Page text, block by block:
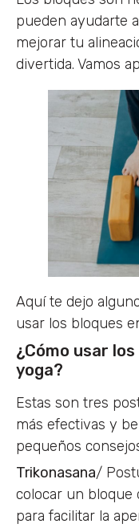
pueden ayudarte
mejorar tu
divertida. Vamos
Aquí te dejo
usar los bloques
¿Cómo usar
yoga?
Estas son tres
más efectivas y
pequeños
Trikonasana/
colocar un bloque
para facilitar la